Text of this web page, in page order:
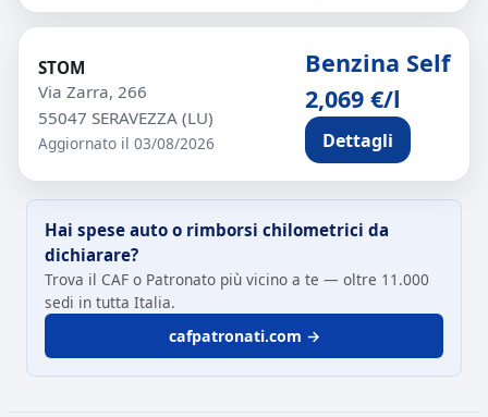
STOM
Via Zarra, 266
55047 SERAVEZZA (LU)
Aggiornato il 03/08/2026
Benzina Self
2,069 €/l
Dettagli
Hai spese auto o rimborsi chilometrici da
dichiarare?
Trova il CAF o Patronato più vicino a te — oltre 11.000
sedi in tutta Italia.
cafpatronati.com →